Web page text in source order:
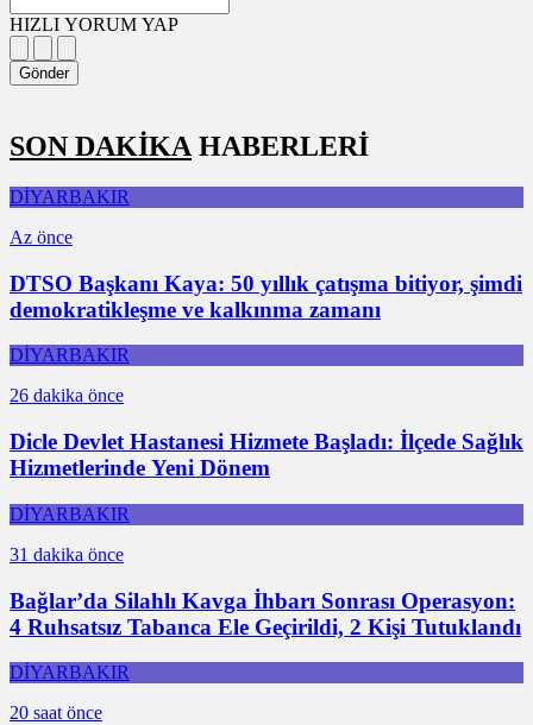
HIZLI YORUM YAP
Gönder
SON DAKİKA HABERLERİ
DİYARBAKIR
Az önce
DTSO Başkanı Kaya: 50 yıllık çatışma bitiyor, şimdi
demokratikleşme ve kalkınma zamanı
DİYARBAKIR
26 dakika önce
Dicle Devlet Hastanesi Hizmete Başladı: İlçede Sağlık
Hizmetlerinde Yeni Dönem
DİYARBAKIR
31 dakika önce
Bağlar’da Silahlı Kavga İhbarı Sonrası Operasyon:
4 Ruhsatsız Tabanca Ele Geçirildi, 2 Kişi Tutuklandı
DİYARBAKIR
20 saat önce